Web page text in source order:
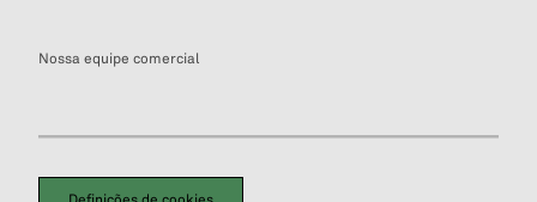
Nossa equipe comercial